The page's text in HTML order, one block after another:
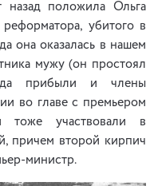
назад положила Ольга
убитого в
она оказалась в нашем
мужу (он простоял
прибыли и члены
во главе с премьером
тоже участвовали в
причем второй кирпич
министр.